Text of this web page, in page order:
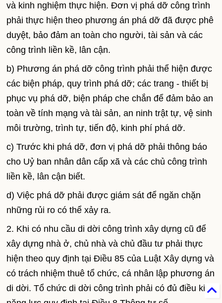
và kinh nghiệm thực hiện. Đơn vị phá dỡ công trình
phải thực hiện theo phương án phá dỡ đã được phê
duyệt, bảo đảm an toàn cho người, tài sản và các
công trình liền kề, lân cận.
b) Phương án phá dỡ công trình phải thể hiện được
các biện pháp, quy trình phá dỡ; các trang - thiết bị
phục vụ phá dỡ, biện pháp che chắn để đảm bảo an
toàn về tính mạng và tài sản, an ninh trật tự, vệ sinh
môi trường, trình tự, tiến độ, kinh phí phá dỡ.
c) Trước khi phá dỡ, đơn vị phá dỡ phải thông báo
cho Uỷ ban nhân dân cấp xã và các chủ công trình
liền kề, lân cận biết.
d) Việc phá dỡ phải được giám sát để ngăn chặn
những rủi ro có thể xảy ra.
2. Khi có nhu cầu di dời công trình xây dựng cũ để
xây dựng nhà ở, chủ nhà và chủ đầu tư phải thực
hiện theo quy định tại Điều 85 của Luật Xây dựng và
có trách nhiệm thuê tổ chức, cá nhân lập phương án
di dời. Tổ chức di dời công trình phải có đủ điều kiện